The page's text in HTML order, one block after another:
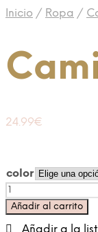
Inicio / Ropa /
24.99€
color
Camisa
Esther
cantidad
Añadir al carrito